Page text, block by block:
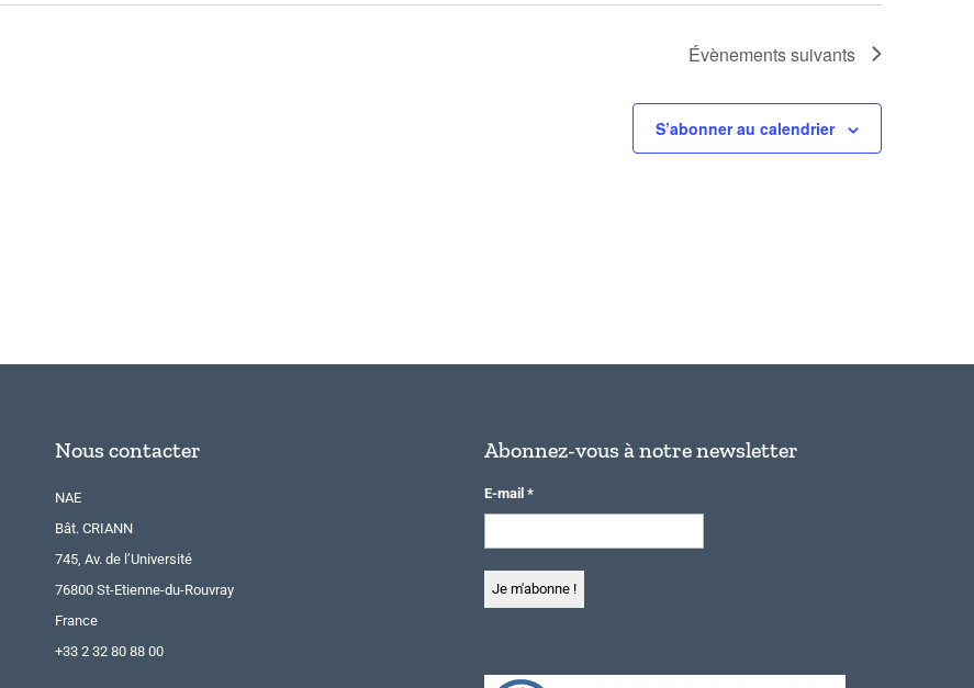
Évènementssuivants
S’abonner au calendrier
Nous contacter
NAE
Bât. CRIANN
745, Av. de l’Université
76800 St-Etienne-du-Rouvray
France
+33 2 32 80 88 00
Abonnez-vous à notre newsletter
E-mail *